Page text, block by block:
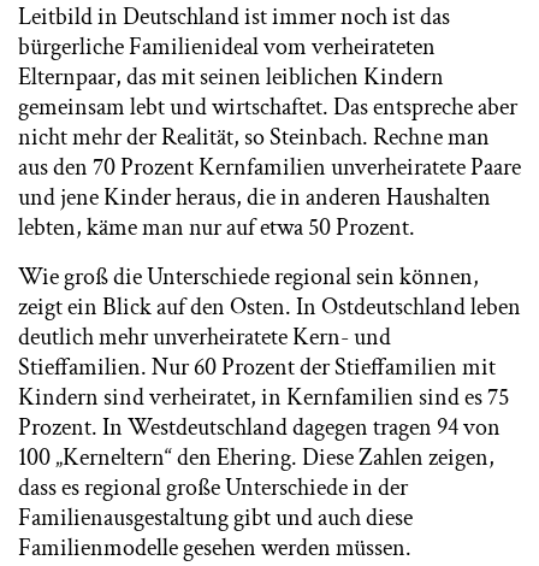
Leitbild in Deutschland ist immer noch ist das
bürgerliche Familienideal vom verheirateten
Elternpaar, das mit seinen leiblichen Kindern
gemeinsam lebt und wirtschaftet. Das entspreche aber
nicht mehr der Realität, so Steinbach. Rechne man
aus den 70 Prozent Kernfamilien unverheiratete Paare
und jene Kinder heraus, die in anderen Haushalten
lebten, käme man nur auf etwa 50 Prozent.
Wie groß die Unterschiede regional sein können,
zeigt ein Blick auf den Osten. In Ostdeutschland leben
deutlich mehr unverheiratete Kern- und
Stieffamilien. Nur 60 Prozent der Stieffamilien mit
Kindern sind verheiratet, in Kernfamilien sind es 75
Prozent. In Westdeutschland dagegen tragen 94 von
100 „Kerneltern“ den Ehering. Diese Zahlen zeigen,
dass es regional große Unterschiede in der
Familienausgestaltung gibt und auch diese
Familienmodelle gesehen werden müssen.